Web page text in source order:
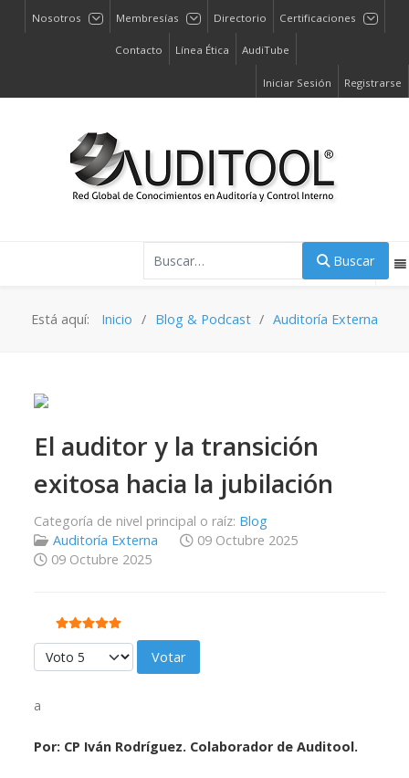
Nosotros Membresías Directorio Certificaciones
Contacto Línea Ética AudiTube
Iniciar Sesión Registrarse
Buscar
Está aquí: Inicio Blog & Podcast Auditoría Externa
El auditor y la transición
exitosa hacia la jubilación
Categoría de nivel principal o raíz: Blog
Auditoría Externa
09 Octubre 2025
09 Octubre 2025
Ratio:5/5
Por favor, vote
a
Por: CP Iván Rodríguez. Colaborador de Auditool.